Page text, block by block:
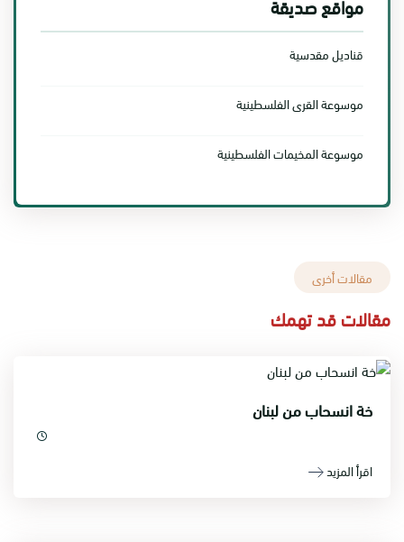
قناديل مقدسية
موسوعة القرى الفلسطينية
موسوعة المخيمات الفلسطينية
مقالات أخرى
مقالات قد تهمك
خة انسحاب من لبنان
اقرأ المزيد